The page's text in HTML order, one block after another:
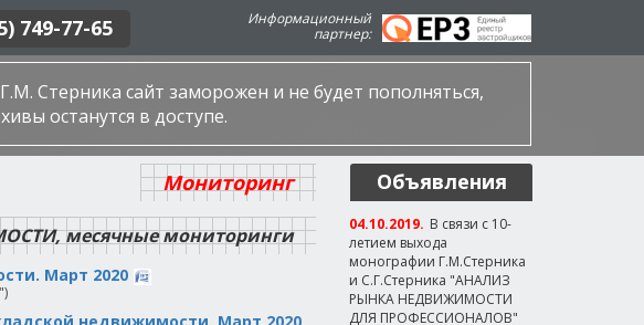
749-77-65
Информационный
партнер:
Стерника сайт заморожен и не будет пополняться,
останутся в доступе.
Мониторинг
месячные мониторинги
Март 2020
Объявления
04.10.2019. В связи с 10-
летием выхода
монографии Г.М.Стерника
и С.Г.Стерника "АНАЛИЗ
РЫНКА НЕДВИЖИМОСТИ
ДЛЯ ПРОФЕССИОНАЛОВ"